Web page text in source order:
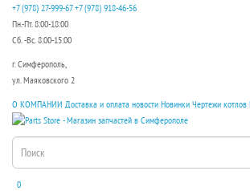
+7 (978) 27-999-67 +7 (978) 918-46-56
Пн.-Пт. 8:00-18:00
Сб. -Вс. 8:00-15:00
г. Симферополь,
ул. Маяковского 2
О КОМПАНИИ Доставка и оплата новости Новинки Чертежи котлов
0